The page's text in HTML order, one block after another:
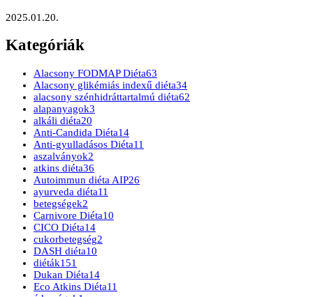
2025.01.20.
Kategóriák
Alacsony FODMAP Diéta63
Alacsony glikémiás indexű diéta34
alacsony szénhidráttartalmú diéta62
alapanyagok3
alkáli diéta20
Anti-Candida Diéta14
Anti-gyulladásos Diéta11
aszalványok2
atkins diéta36
Autoimmun diéta AIP26
ayurveda diéta11
betegségek2
Carnivore Diéta10
CICO Diéta14
cukorbetegség2
DASH diéta10
diéták151
Dukan Diéta14
Eco Atkins Diéta11